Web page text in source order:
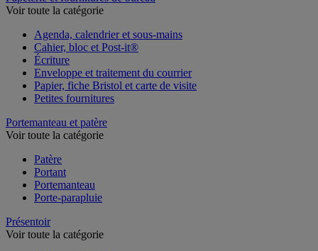
Voir toute la catégorie
Agenda, calendrier et sous-mains
Cahier, bloc et Post-it®
Écriture
Enveloppe et traitement du courrier
Papier, fiche Bristol et carte de visite
Petites fournitures
Portemanteau et patère
Voir toute la catégorie
Patère
Portant
Portemanteau
Porte-parapluie
Présentoir
Voir toute la catégorie